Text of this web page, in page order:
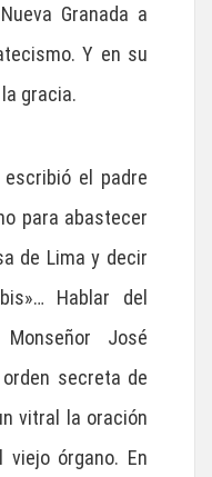
Granada a
Y en su
gracia.
el padre
para abastecer
de Lima y decir
Hablar del
José
secreta de
vitral la oración
órgano. En